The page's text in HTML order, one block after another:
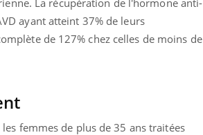
ayant atteint 37% de leurs
de 127% chez celles de moins de
femmes de plus de 35 ans traitées